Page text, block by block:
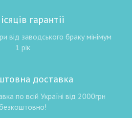
гарантії
від заводського браку мінімум
1 рік
доставка
по всій Україні від 2000грн